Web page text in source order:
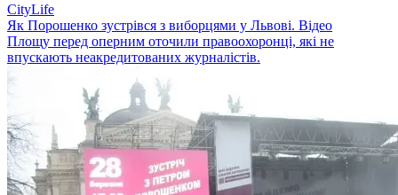
CityLife
Як Порошенко зустрівся з виборцями у Львові. Відео
Площу перед оперним оточили правоохоронці, які не
впускають неакредитованих журналістів.